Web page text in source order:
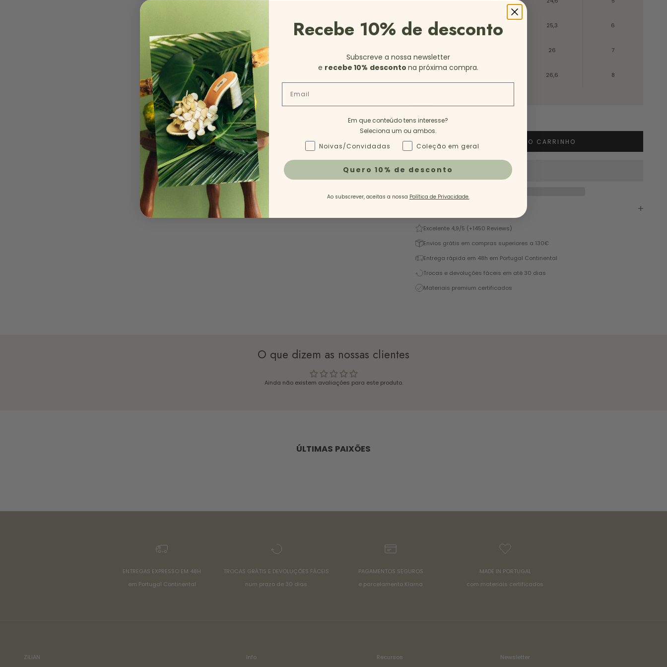
39 25,3 6
26 7
26,6 8
ADICIONAR AO CARRINHO
Excelente 4,9/5 (+1450 Reviews)
Envios grátis em compras superiores a 130€
Entrega rápida em 48h em Portugal Continental
Trocas e devoluções fáceis em até 30 dias
Materiais premium certificados
O que dizem as nossas clientes
Ainda não existem avaliações para este produto.
ÚLTIMAS PAIXÕES
ENTREGAS EXPRESSO EM 48H
em Portugal Continental
TROCAS GRÁTIS E DEVOLUÇÕES FÁCEIS
num prazo de 30 dias
PAGAMENTOS SEGUROS
e parcelamento Klarna
MADE IN PORTUGAL
com materiais certificados
ZILIAN Info Recursos Newsletter
Recebe 10% de desconto
Subscreve a nossa newsletter
e recebe 10% desconto na próxima compra.
Em que conteúdo tens interesse?
Seleciona um ou ambos.
Tipo de Conteúdo - NL
Noivas/Convidadas Coleção em geral
Quero 10% de desconto
Ao subscrever, aceitas a nossa Política de Privacidade.